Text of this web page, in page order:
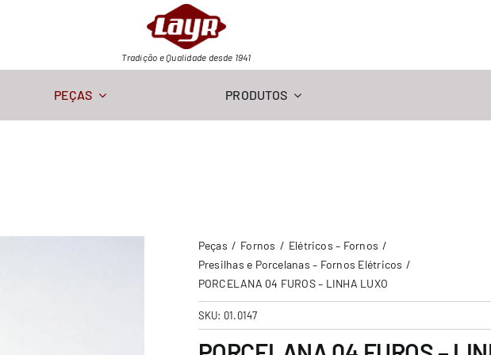
Tradição e Qualidade desde 1941
PEÇAS PRODUTOS
Peças Fornos
Elétricos – Fornos
Presilhas e Porcelanas – Fornos Elétricos
PORCELANA 04 FUROS – LINHA LUXO
SKU: 01.0147